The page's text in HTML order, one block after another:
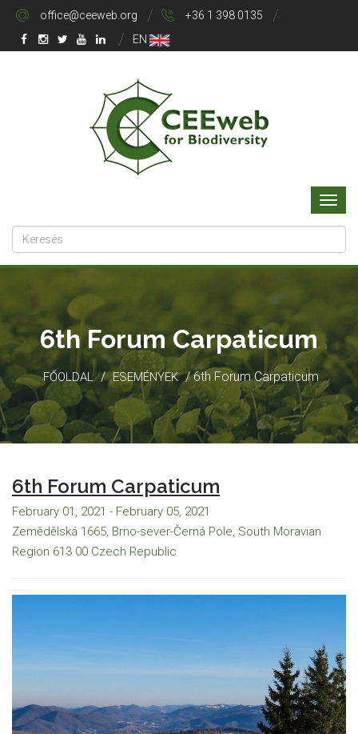
office@ceeweb.org
+36 1 398 0135
EN
6th Forum Carpaticum
FŐOLDAL / ESEMÉNYEK / 6th Forum Carpaticum
6th Forum Carpaticum
February 01, 2021 - February 05, 2021
Zemědělská 1665, Brno-sever-Černá Pole, South Moravian
Region 613 00 Czech Republic